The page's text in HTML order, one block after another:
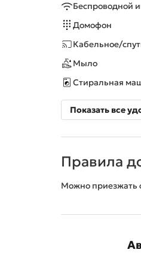
Беспроводной
Домофон
Кабельное/
Мыло
Стиральная
Показать все
Правила
Можно приезжать